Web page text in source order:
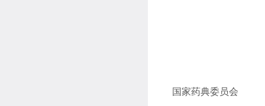
国家药典委员会